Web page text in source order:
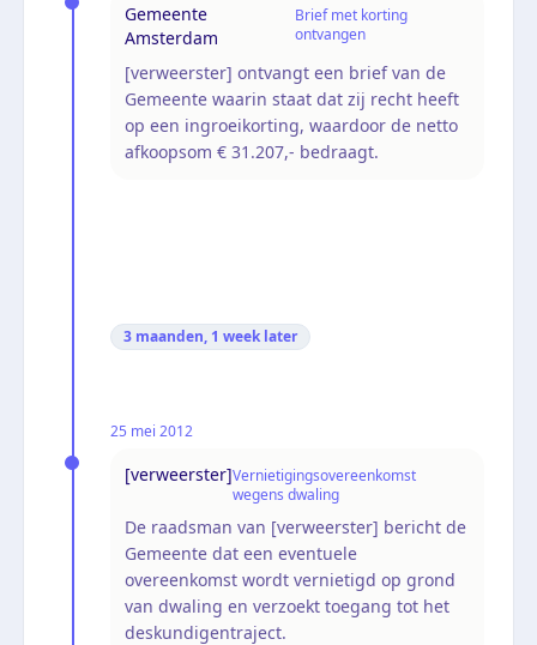
Gemeente
Amsterdam
Brief met korting
ontvangen
[verweerster] ontvangt een brief van de
Gemeente waarin staat dat zij recht heeft
op een ingroeikorting, waardoor de netto
afkoopsom € 31.207,- bedraagt.
3 maanden, 1 week later
25 mei 2012
[verweerster]Vernietigingsovereenkomst
wegens dwaling
De raadsman van [verweerster] bericht de
Gemeente dat een eventuele
overeenkomst wordt vernietigd op grond
van dwaling en verzoekt toegang tot het
deskundigentraject.